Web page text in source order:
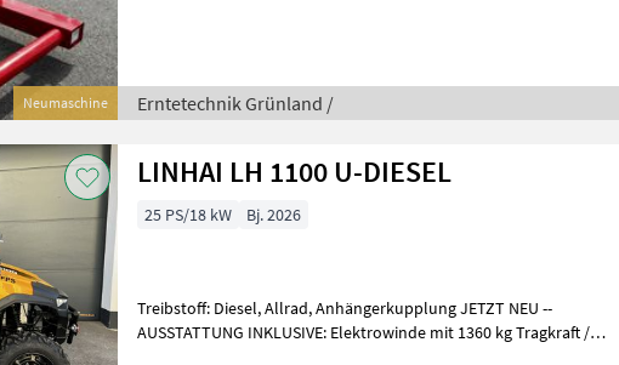
Neumaschine Erntetechnik Grünland /
LINHAI LH 1100 U-DIESEL
25 PS/18 kW Bj. 2026
Treibstoff: Diesel, Allrad, Anhängerkupplung JETZT NEU --
AUSSTATTUNG INKLUSIVE: Elektrowinde mit 1360 kg Tragkraft /